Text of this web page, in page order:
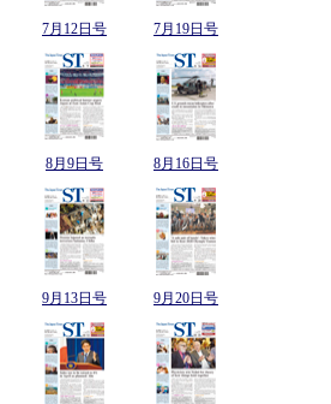
7月12日号 7月19日号
8月9日号 8月16日号
9月13日号 9月20日号